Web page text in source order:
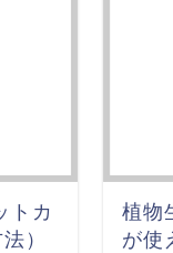
トカ
）
植物
が使